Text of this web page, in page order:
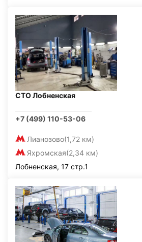
СТО Лобненская
+7 (499) 110-53-06
Лианозово(1,72 км)
Яхромская(2,34 км)
Лобненская, 17 стр.1